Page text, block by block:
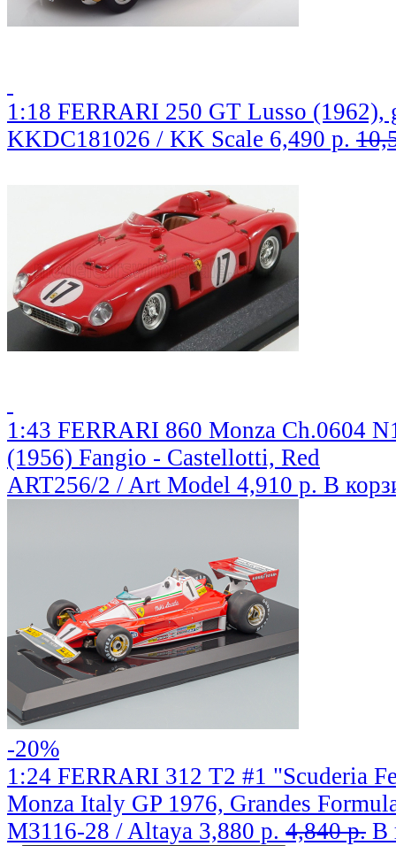
1:18 FERRARI 250 GT Lusso (1962),
KKDC181026 / KK Scale 6,490 р.
1:43 FERRARI 860 Monza Ch.0604
(1956) Fangio - Castellotti, Red
ART256/2 / Art Model 4,910 р. В
-20%
1:24 FERRARI 312 T2 #1 "Scuderia
Monza Italy GP 1976, Grandes
M3116-28 / Altaya 3,880 р. 4,840 р. В